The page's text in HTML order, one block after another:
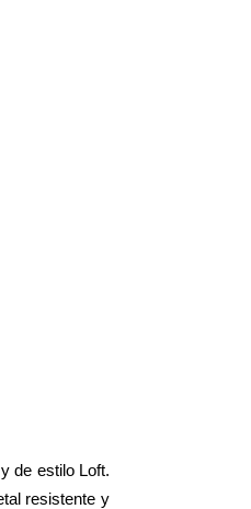
de estilo Loft.
resistente y